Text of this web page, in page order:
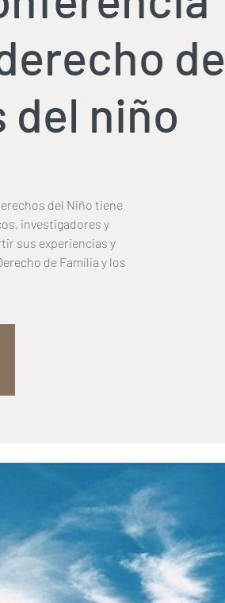
de
del niño
del Niño tiene
investigadores y
sus experiencias y
de Familia y los